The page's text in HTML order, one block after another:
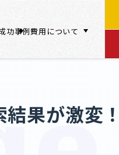
功事例費用について
果が激変！